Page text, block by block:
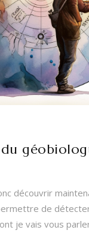
du
découvrir
de
je vais vous